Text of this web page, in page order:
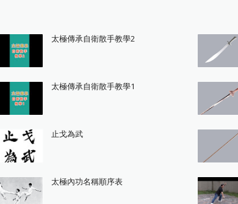
太極傳承自衛散手教學2
太極傳承自衛散手教學1
止戈為武
太極內功名稱順序表